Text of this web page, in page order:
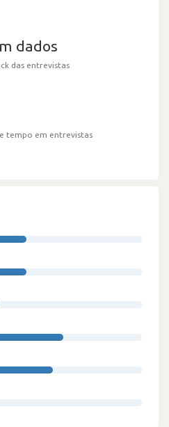
dados
das entrevistas
tempo em entrevistas